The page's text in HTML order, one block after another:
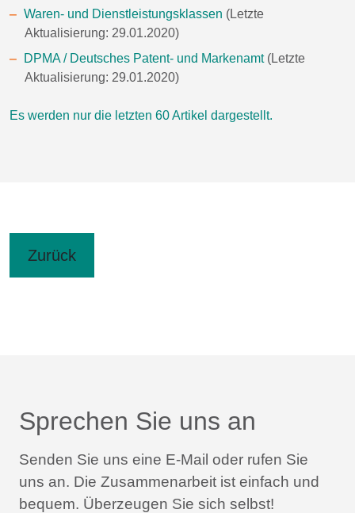
Waren- und Dienstleistungsklassen (Letzte
Aktualisierung: 29.01.2020)
DPMA / Deutsches Patent- und Markenamt (Letzte
Aktualisierung: 29.01.2020)
Es werden nur die letzten 60 Artikel dargestellt.
Zurück
Sprechen Sie uns an
Senden Sie uns eine E-Mail oder rufen Sie
uns an. Die Zusammenarbeit ist einfach und
bequem. Überzeugen Sie sich selbst!